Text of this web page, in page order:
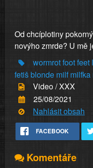
Od chcíplotiny
novýho zmrde? U mě
wormrotfootfeet
fetišblonde milf milfka
Video / XXX
25/08/2021
Nahlásit obsah
FACEBOOK
Komentáře